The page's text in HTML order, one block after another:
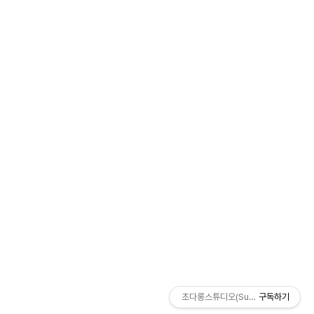
초다롱스튜디오
구독하기